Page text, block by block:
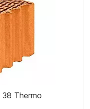
Thermo